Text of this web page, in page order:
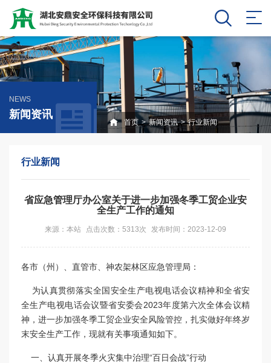
NEWS
新闻资讯
首页>新闻资讯>行业新闻
行业新闻
省应急管理厅办公室关于进一步加强冬季工贸企业安
全生产工作的通知
来源：本站 点击次数：5313次 发布时间：2023-12-09
各市（州）、直管市、神农架林区应急管理局：
为认真贯彻落实全国安全生产电视电话会议精神和全省安
全生产电视电话会议暨省安委会2023年度第六次全体会议精
神，进一步加强冬季工贸企业安全风险管控，扎实做好年终岁
末安全生产工作，现就有关事项通知如下。
一、认真开展冬季火灾集中治理“百日会战”行动